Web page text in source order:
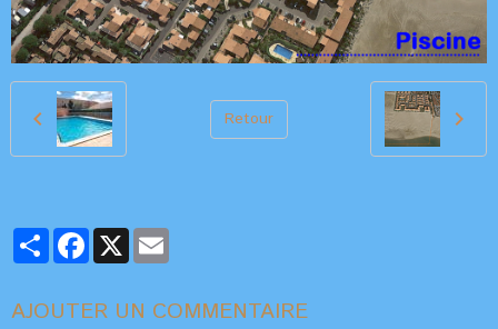
Retour
PartagerFacebook
X
AJOUTER UN COMMENTAIRE